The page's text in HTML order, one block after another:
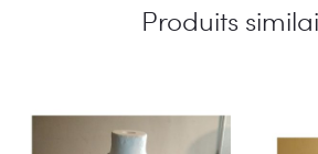
Produits